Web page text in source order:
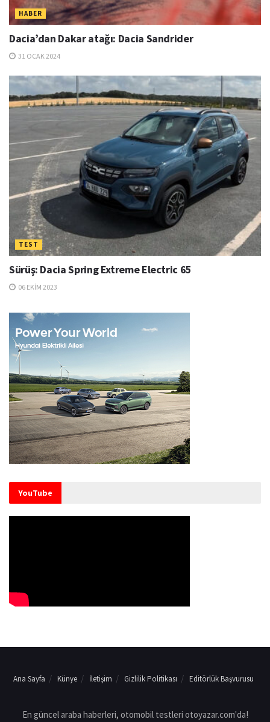
HABER
Dacia’dan Dakar atağı: Dacia Sandrider
31 OCAK 2024
TEST
Sürüş: Dacia Spring Extreme Electric 65
06 EKIM 2023
YouTube
Ana Sayfa Künye İletişim Gizlilik Politikası Editörlük Başvurusu
En güncel araba haberleri, otomobil testleri otoyazar.com'da!